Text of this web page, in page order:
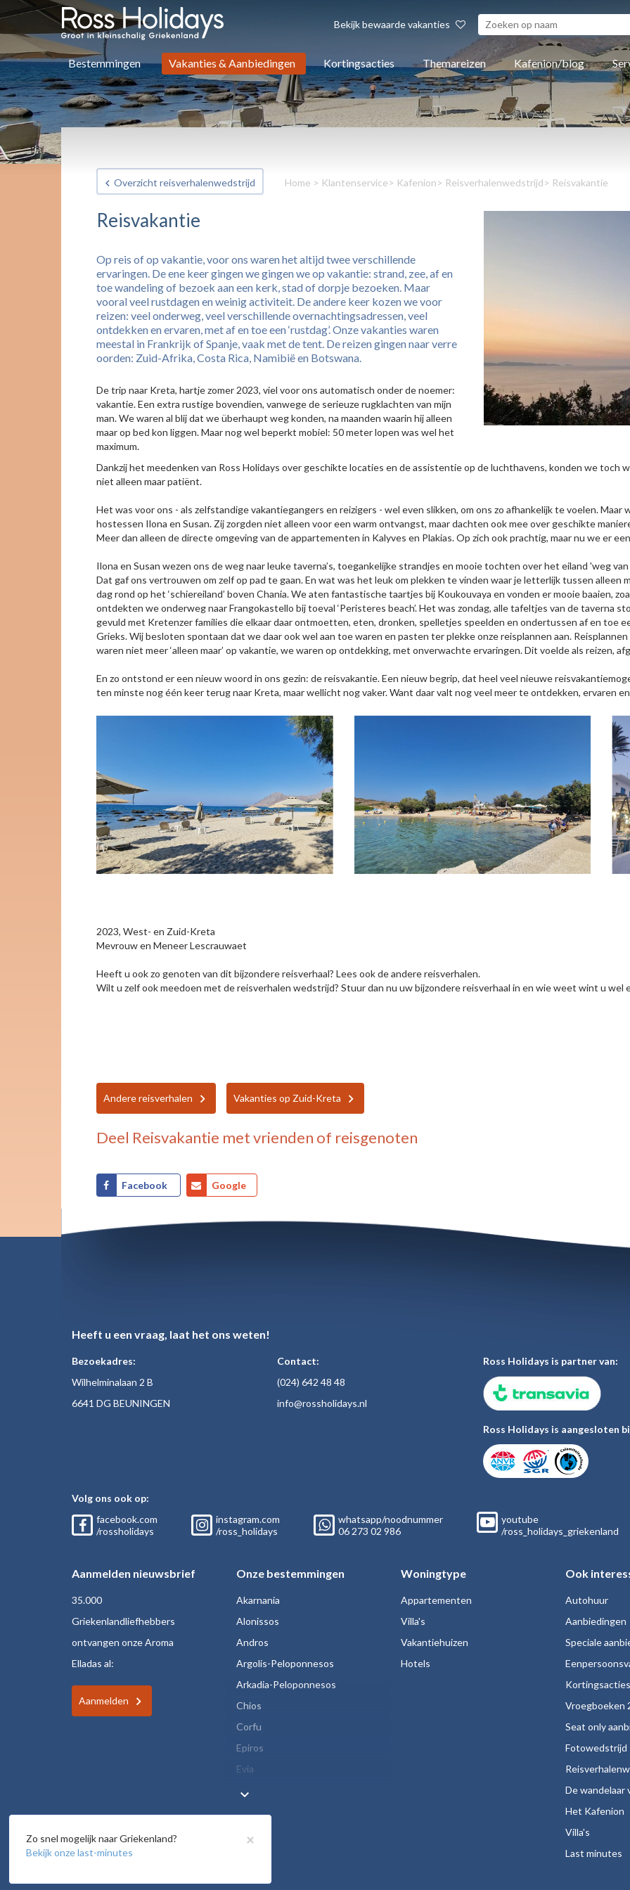
Bekijk bewaarde vakanties
Bestemmingen Vakanties & Aanbiedingen Kortingsacties Themareizen Kafenion/blog
Overzicht reisverhalenwedstrijd Home > Klantenservice> Kafenion> Reisverhalenwedstrijd> Reisvakantie
Reisvakantie
Op reis of op vakantie, voor ons waren het altijd twee verschillende
ervaringen. De ene keer gingen we gingen we op vakantie: strand, zee, af en
toe wandeling of bezoek aan een kerk, stad of dorpje bezoeken. Maar
vooral veel rustdagen en weinig activiteit. De andere keer kozen we voor
reizen: veel onderweg, veel verschillende overnachtingsadressen, veel
ontdekken en ervaren, met af en toe een ‘rustdag’. Onze vakanties waren
meestal in Frankrijk of Spanje, vaak met de tent. De reizen gingen naar verre
oorden: Zuid-Afrika, Costa Rica, Namibië en Botswana.
De trip naar Kreta, hartje zomer 2023, viel voor ons automatisch onder de noemer:
vakantie. Een extra rustige bovendien, vanwege de serieuze rugklachten van mijn
man. We waren al blij dat we überhaupt weg konden, na maanden waarin hij alleen
maar op bed kon liggen. Maar nog wel beperkt mobiel: 50 meter lopen was wel het
maximum.
Dankzij het meedenken van Ross Holidays over geschikte locaties en de assistentie op de luchthavens, konden we toch
niet alleen maar patiënt.
Het was voor ons - als zelfstandige vakantiegangers en reizigers - wel even slikken, om ons zo afhankelijk te voelen. Maar
hostessen Ilona en Susan. Zij zorgden niet alleen voor een warm ontvangst, maar dachten ook mee over geschikte
Meer dan alleen de directe omgeving van de appartementen in Kalyves en Plakias. Op zich ook prachtig, maar nu we er
Ilona en Susan wezen ons de weg naar leuke taverna’s, toegankelijke strandjes en mooie tochten over het eiland 'weg
Dat gaf ons vertrouwen om zelf op pad te gaan. En wat was het leuk om plekken te vinden waar je letterlijk tussen alleen
dag rond op het ‘schiereiland’ boven Chania. We aten fantastische taartjes bij Koukouvaya en vonden er mooie baaien,
ontdekten we onderweg naar Frangokastello bij toeval ‘Peristeres beach’. Het was zondag, alle tafeltjes van de taverna
gevuld met Kretenzer families die elkaar daar ontmoetten, eten, dronken, spelletjes speelden en ondertussen af en toe een
Grieks. Wij besloten spontaan dat we daar ook wel aan toe waren en pasten ter plekke onze reisplannen aan.
waren niet meer ‘alleen maar’ op vakantie, we waren op ontdekking, met onverwachte ervaringen. Dit voelde als reizen,
En zo ontstond er een nieuw woord in ons gezin: de reisvakantie. Een nieuw begrip, dat heel veel nieuwe
ten minste nog één keer terug naar Kreta, maar wellicht nog vaker. Want daar valt nog veel meer te ontdekken, ervaren
2023, West- en Zuid-Kreta
Mevrouw en Meneer Lescrauwaet
Heeft u ook zo genoten van dit bijzondere reisverhaal? Lees ook de andere reisverhalen.
Wilt u zelf ook meedoen met de reisverhalen wedstrijd? Stuur dan nu uw bijzondere reisverhaal in en wie weet wint u wel
Andere reisverhalen Vakanties op Zuid-Kreta
Deel Reisvakantie met vrienden of reisgenoten
Facebook Google
Heeft u een vraag, laat het ons weten!
Bezoekadres:
Wilhelminalaan 2 B
6641 DG BEUNINGEN
Contact:
(024) 642 48 48
info@rossholidays.nl
Ross Holidays is partner van:
Ross Holidays is aangesloten
Volg ons ook op:
facebook.com
/rossholidays
instagram.com
/ross_holidays
whatsapp/noodnummer
06273 02 986
youtube
/ross_holidays_griekenland
Aanmelden nieuwsbrief
35.000
Griekenlandliefhebbers
ontvangen onze Aroma
Elladas al:
Aanmelden
Onze bestemmingen
Akarnania
Alonissos
Andros
Argolis-Peloponnesos
Arkadia-Peloponnesos
Chios
Corfu
Epiros
Evia
keyboard_arrow_down
Woningtype
Appartementen
Villa's
Vakantiehuizen
Hotels
Ook
Autohuur
Aanbiedingen
Speciale
Kortingsacties
Vroegboeken
Seat only
Fotowedstrijd
De wandelaar
Het Kafenion
Villa's
Last minutes
×
Zo snel mogelijk naar Griekenland?
Bekijk onze last-minutes